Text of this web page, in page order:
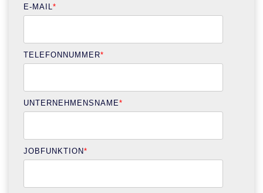
E-MAIL *
TELEFONNUMMER*
UNTERNEHMENSNAME*
JOBFUNKTION*